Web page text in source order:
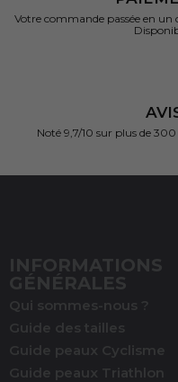
Votre commande passée en un
Noté 9,7/10 sur plus de 300
INFORMATIONS
GÉNÉRALES
Qui sommes-nous ?
Guide des tailles
Guide peaux Cyclisme
Guide peaux Triathlon